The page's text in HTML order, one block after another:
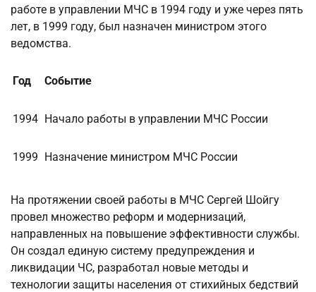
работе в управлении МЧС в 1994 году и уже через пять
лет, в 1999 году, был назначен министром этого
ведомства.
Год Событие
1994 Начало работы в управлении МЧС России
1999 Назначение министром МЧС России
На протяжении своей работы в МЧС Сергей Шойгу
провел множество реформ и модернизаций,
направленных на повышение эффективности службы.
Он создал единую систему предупреждения и
ликвидации ЧС, разработал новые методы и
технологии защиты населения от стихийных бедствий